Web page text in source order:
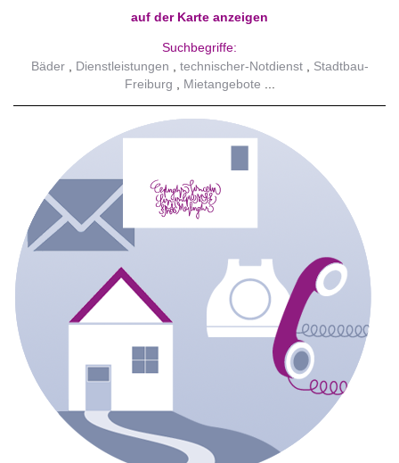
auf der Karte anzeigen
Suchbegriffe:
Bäder
Dienstleistungen technischer-Notdienst
Stadtbau-
Freiburg
Mietangebote